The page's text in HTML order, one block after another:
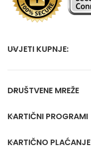
UVJETI KUPNJE:
DRUŠTVENE MREŽE
KARTIČNI PROGRAMI
KARTIČNO PLAĆANJE